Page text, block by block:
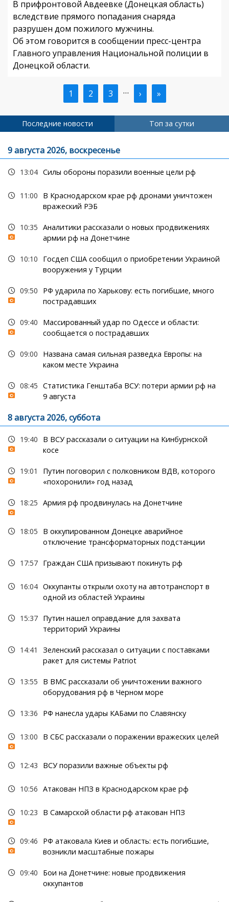
В прифронтовой Авдеевке (Донецкая область)
вследствие прямого попадания снаряда
разрушен дом пожилого мужчины.
Об этом говорится в сообщении пресс-центра
Главного управления Национальной полиции в
Донецкой области.
Текущая
страница
1 Страница
2 Страница
3 … Следующая
страница
› Последняя
страница
»
Последние новости Топ за сутки
9 августа 2026, воскресенье
13:04 Силы обороны поразили военные цели рф
11:00
В Краснодарском крае рф дронами уничтожен
вражеский РЭБ
10:35 Аналитики рассказали о новых продвижениях
армии рф на Донетчине
10:10
Госдеп США сообщил о приобретении Украиной
вооружения у Турции
09:50
РФ ударила по Харькову: есть погибшие, много
пострадавших
09:40
Массированный удар по Одессе и области:
сообщается о пострадавших
09:00
Названа самая сильная разведка Европы: на
каком месте Украина
08:45 Статистика Генштаба ВСУ: потери армии рф на
9 августа
8 августа 2026, суббота
19:40
В ВСУ рассказали о ситуации на Кинбурнской
косе
19:01
Путин поговорил с полковником ВДВ, которого
«похоронили» год назад
18:25 Армия рф продвинулась на Донетчине
18:05
В оккупированном Донецке аварийное
отключение трансформаторных подстанции
17:57 Граждан США призывают покинуть рф
16:04 Оккупанты открыли охоту на автотранспорт в
одной из областей Украины
15:37 Путин нашел оправдание для захвата
территорий Украины
14:41
Зеленский рассказал о ситуации с поставками
ракет для системы Patriot
13:55
В ВМС рассказали об уничтожении важного
оборудования рф в Черном море
13:36 РФ нанесла удары КАБами по Славянску
13:00 В СБС рассказали о поражении вражеских целей
12:43 ВСУ поразили важные объекты рф
10:56 Атакован НПЗ в Краснодарском крае рф
10:23 В Самарской области рф атакован НПЗ
09:46
РФ атаковала Киев и область: есть погибшие,
возникли масштабные пожары
09:40
Бои на Донетчине: новые продвижения
оккупантов